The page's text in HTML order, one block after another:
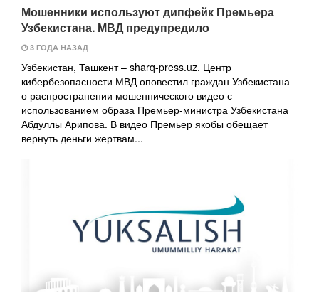
Мошенники используют дипфейк Премьера
Узбекистана. МВД предупредило
3 ГОДА НАЗАД
Узбекистан, Ташкент – sharq-press.uz. Центр
кибербезопасности МВД оповестил граждан Узбекистана
о распространении мошеннического видео с
использованием образа Премьер-министра Узбекистана
Абдуллы Арипова. В видео Премьер якобы обещает
вернуть деньги жертвам...